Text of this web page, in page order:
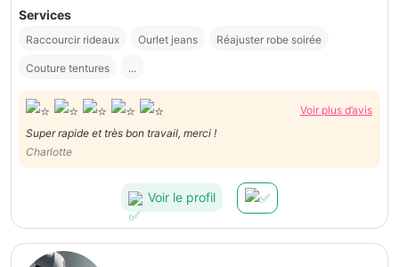
Services
Raccourcir rideaux Ourlet jeans Réajuster robe soirée
Couture tentures ...
Voir plus d’avis
Super rapide et très bon travail, merci !
Charlotte
Voir le profil